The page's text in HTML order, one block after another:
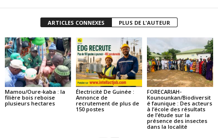
ARTICLES CONNEXES PLUS DE L'AUTEUR
Mamou/Oure-kaba : la
filière bois reboise
plusieurs hectares
Électricité De Guinée :
Annonce de
recrutement de plus de
150 postes
FORECARIAH-
Kounounkan/Biodiversit
é faunique : Des acteurs
à l’école des résultats
de l’étude sur la
présence des insectes
dans la localité